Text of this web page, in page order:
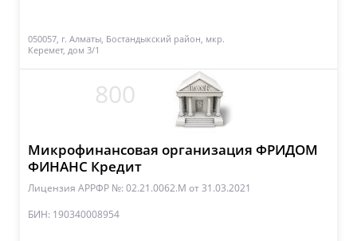
050057, г. Алматы, Бостандыкский район, мкр.
Керемет, дом 3/1
800
Микрофинансовая организация ФРИДОМ
ФИНАНС Кредит
Лицензия АРРФР №: 02.21.0062.М от 31.03.2021
БИН: 190340008954